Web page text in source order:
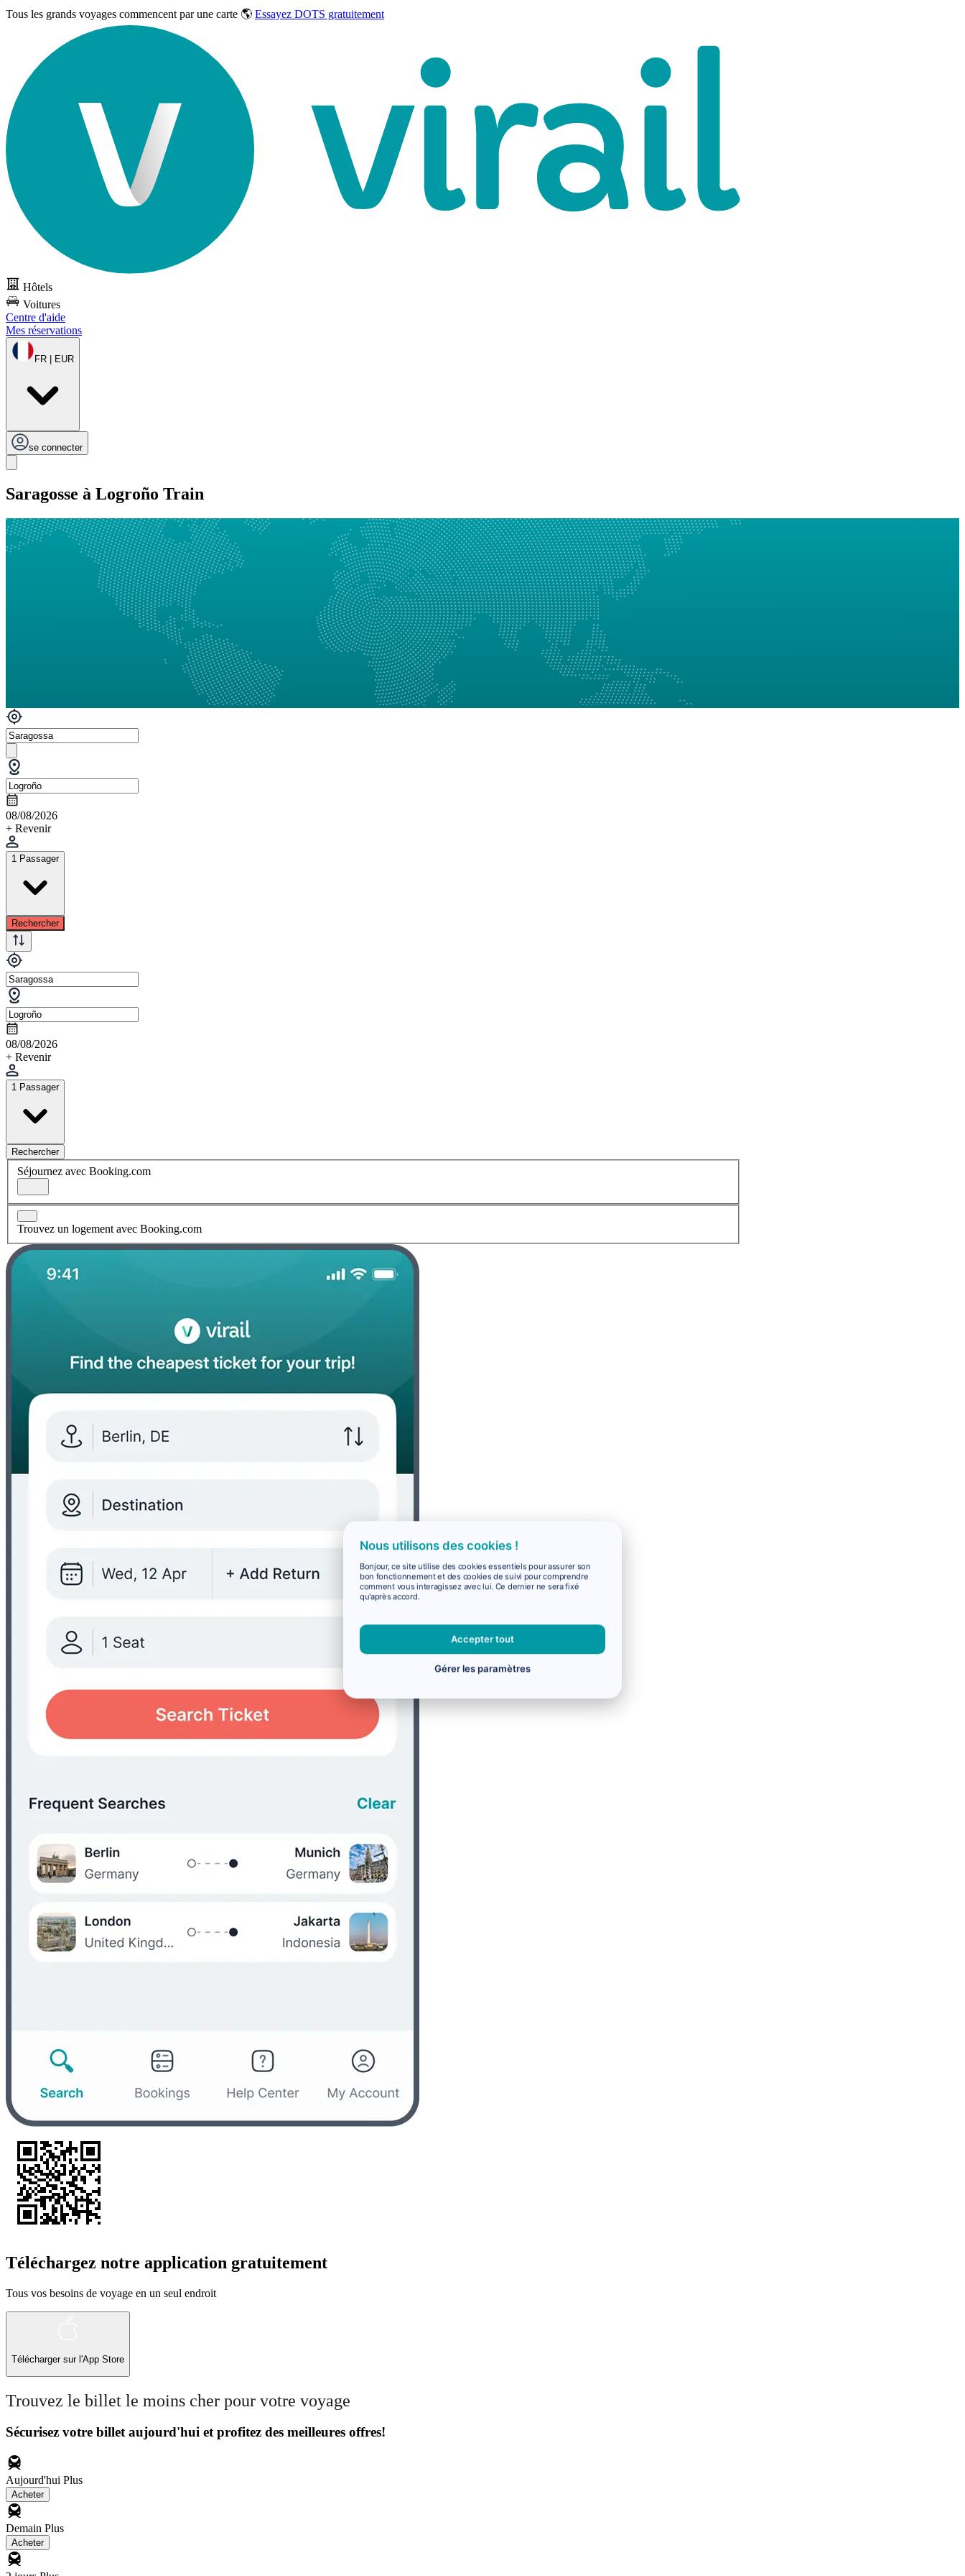
Tous les grands voyages commencent par une carte 🌎 Essayez DOTS gratuitement
Hôtels
Voitures
Centre d'aide
Mes réservations
FR | EUR
se connecter
Saragosse à Logroño Train
08/08/2026
+ Revenir
1 Passager
Rechercher
08/08/2026
+ Revenir
1 Passager
Rechercher
Séjournez avec Booking.com
Trouvez un logement avec Booking.com
Téléchargez notre application gratuitement
Tous vos besoins de voyage en un seul endroit
Télécharger sur l'App Store
Trouvez le billet le moins cher pour votre voyage
Sécurisez votre billet aujourd'hui et profitez des meilleures offres!
Aujourd'hui Plus
Acheter
Demain Plus
Acheter
Nous utilisons des cookies !
Bonjour, ce site utilise des cookies essentiels pour assurer son
bon fonctionnement et des cookies de suivi pour comprendre
comment vous interagissez avec lui. Ce dernier ne sera fixé
qu'après accord.
Accepter tout
Gérer les paramètres